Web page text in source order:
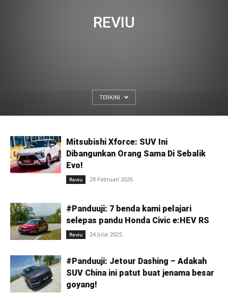
REVIU
TERKINI
Mitsubishi Xforce: SUV Ini
Dibangunkan Orang Sama Di Sebalik
Evo!
Reviu 28 Februari 2026
#Panduuji: 7 benda kami pelajari
selepas pandu Honda Civic e:HEV RS
Reviu 24 Julai 2025
#Panduuji: Jetour Dashing – Adakah
SUV China ini patut buat jenama besar
goyang!